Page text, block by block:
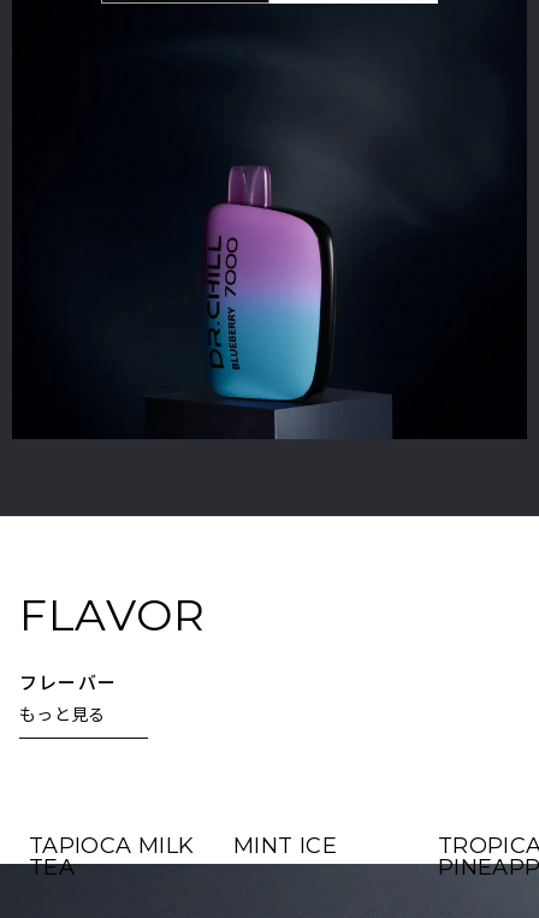
FLAVOR
フレーバー
もっと見る
TAPIOCA MILK
TEA
MINT ICE